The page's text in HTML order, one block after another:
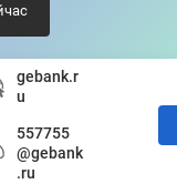
gebank.r
u
557755
@gebank
.ru